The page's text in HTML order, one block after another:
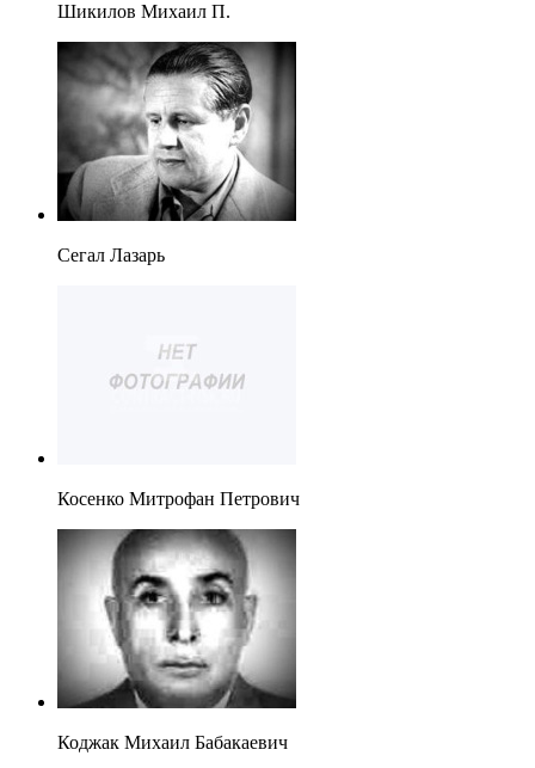
Шикилов Михаил П.
Сегал Лазарь
Косенко Митрофан Петрович
Коджак Михаил Бабакаевич